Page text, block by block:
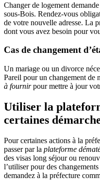
Changer de logement
sous-Bois. Rendez-vous
de votre nouvelle adresse. La
dont vous avez besoin pour
Cas de changement
Un mariage ou un divorce
Pareil pour un changement de
à fournirpour mettre à jour
Utiliser la
certaines
Pour certaines actions à la
passer par la plateforme
des visas long séjour ou
l’utiliser pour des
demandez à la préfecture